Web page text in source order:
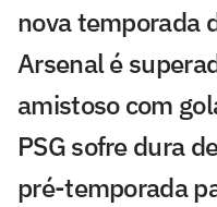
nova temporada
Arsenal é
amistoso com
PSG sofre dura
pré-temporada